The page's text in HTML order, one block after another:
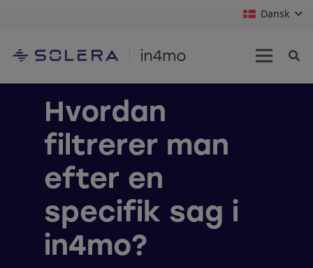
Dansk
Hvordan
filtrerer man
efter en
specifik sag i
in4mo?